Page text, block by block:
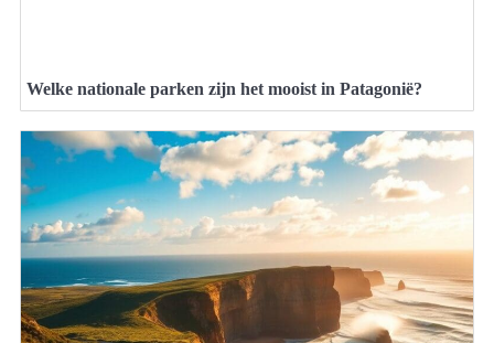
Welke nationale parken zijn het mooist in Patagonië?